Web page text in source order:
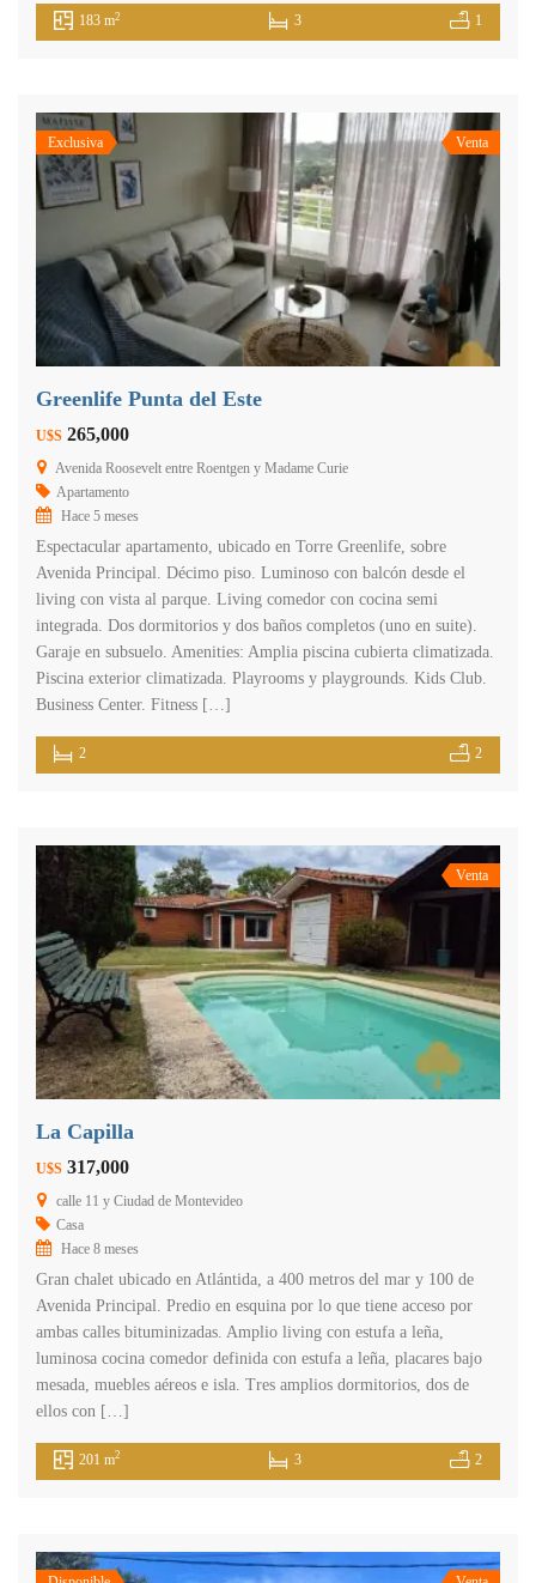
183 m2 3 1
Exclusiva Venta
Greenlife Punta del Este
U$S 265,000
Avenida Roosevelt entre Roentgen y Madame Curie
Apartamento
Hace 5 meses
Espectacular apartamento, ubicado en Torre Greenlife, sobre
Avenida Principal. Décimo piso. Luminoso con balcón desde el
living con vista al parque. Living comedor con cocina semi
integrada. Dos dormitorios y dos baños completos (uno en suite).
Garaje en subsuelo. Amenities: Amplia piscina cubierta climatizada.
Piscina exterior climatizada. Playrooms y playgrounds. Kids Club.
Business Center. Fitness […]
2 2
Venta
La Capilla
U$S 317,000
calle 11 y Ciudad de Montevideo
Casa
Hace 8 meses
Gran chalet ubicado en Atlántida, a 400 metros del mar y 100 de
Avenida Principal. Predio en esquina por lo que tiene acceso por
ambas calles bituminizadas. Amplio living con estufa a leña,
luminosa cocina comedor definida con estufa a leña, placares bajo
mesada, muebles aéreos e isla. Tres amplios dormitorios, dos de
ellos con […]
201 m2 3 2